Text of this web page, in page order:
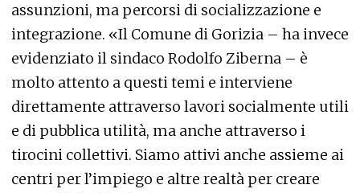
assunzioni, ma percorsi di socializzazione e
integrazione. «Il Comune di Gorizia – ha invece
evidenziato il sindaco Rodolfo Ziberna – è
molto attento a questi temi e interviene
direttamente attraverso lavori socialmente utili
e di pubblica utilità, ma anche attraverso i
tirocini collettivi. Siamo attivi anche assieme ai
centri per l’impiego e altre realtà per creare